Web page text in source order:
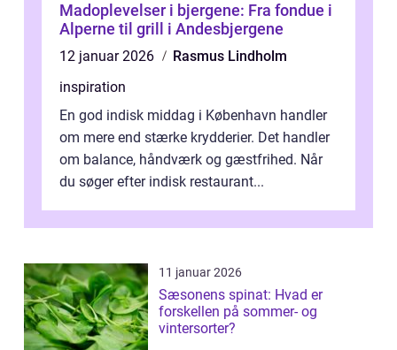
Madoplevelser i bjergene: Fra fondue i
Alperne til grill i Andesbjergene
12 januar 2026
Rasmus Lindholm
inspiration
En god indisk middag i København handler
om mere end stærke krydderier. Det handler
om balance, håndværk og gæstfrihed. Når
du søger efter indisk restaurant...
11 januar 2026
Sæsonens spinat: Hvad er
forskellen på sommer- og
vintersorter?